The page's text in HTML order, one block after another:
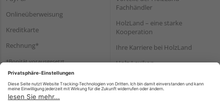
Onlineüberweisung
Kreditkarte
Rechnung*
*Bonität vorausgesetzt
Fachhändler
HolzLand – eine starke
Kooperation
Ihre Karriere bei HolzLand
Holz-Lexikon